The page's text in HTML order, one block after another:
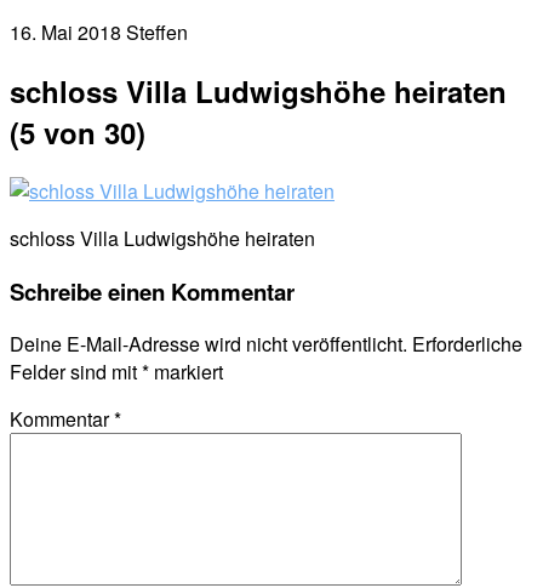
16. Mai 2018 Steffen
schloss Villa Ludwigshöhe heiraten
(5 von 30)
schloss Villa Ludwigshöhe heiraten
Schreibe einen Kommentar
Deine E-Mail-Adresse wird nicht veröffentlicht. Erforderliche
Felder sind mit* markiert
Kommentar*